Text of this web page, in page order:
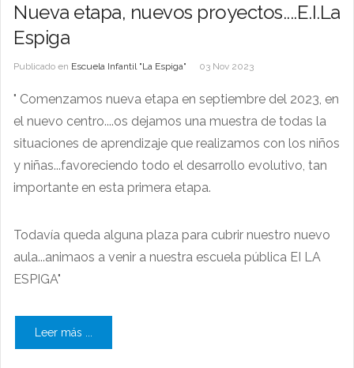
Nueva etapa, nuevos proyectos....E.I.La
Espiga
Publicado en Escuela Infantil "La Espiga" 03 Nov 2023
" Comenzamos nueva etapa en septiembre del 2023, en
el nuevo centro....os dejamos una muestra de todas la
situaciones de aprendizaje que realizamos con los niños
y niñas...favoreciendo todo el desarrollo evolutivo, tan
importante en esta primera etapa.
Todavía queda alguna plaza para cubrir nuestro nuevo
aula...animaos a venir a nuestra escuela pública EI LA
ESPIGA"
Leer más ...